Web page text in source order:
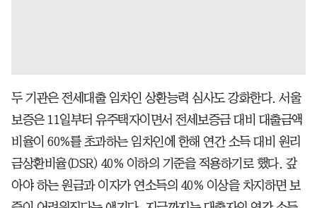
두 기관은 전세대출 임차인 상환능력 심사도 강화한다. 서울
보증은 11일부터 유주택자이면서 전세보증금 대비 대출금액
비율이 60%를 초과하는 임차인에 한해 연간 소득 대비 원리
금상환비율(DSR) 40% 이하의 기준을 적용하기로 했다. 갚
아야 하는 원금과 이자가 연소득의 40% 이상을 차지하면 보